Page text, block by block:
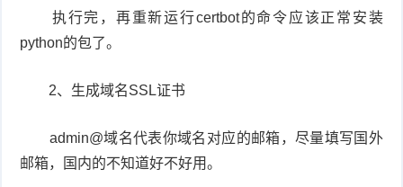
执行完，再重新运行certbot的命令应该正常安装
python的包了。
2、生成域名SSL证书
admin@域名代表你域名对应的邮箱，尽量填写国外
邮箱，国内的不知道好不好用。